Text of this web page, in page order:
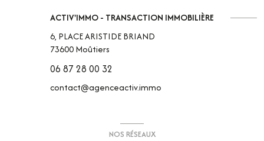
ACTIV'IMMO - TRANSACTION IMMOBILIÈRE
6, PLACE ARISTIDE BRIAND
73600Moûtiers
06 87 28 00 32
contact@agenceactiv.immo
NOS RÉSEAUX